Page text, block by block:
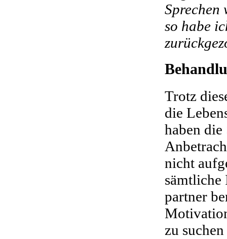
Sprechen
so habe
Trotz
die
haben die
nicht
partner
zu